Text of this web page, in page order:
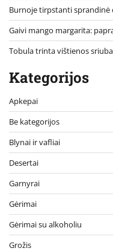
Burnoje tirpstanti sprandinė
Gaivi mango margarita:
Tobula trinta vištienos
Kategorijos
Apkepai
Be kategorijos
Blynai ir vafliai
Desertai
Garnyrai
Gėrimai
Gėrimai su alkoholiu
Grožis